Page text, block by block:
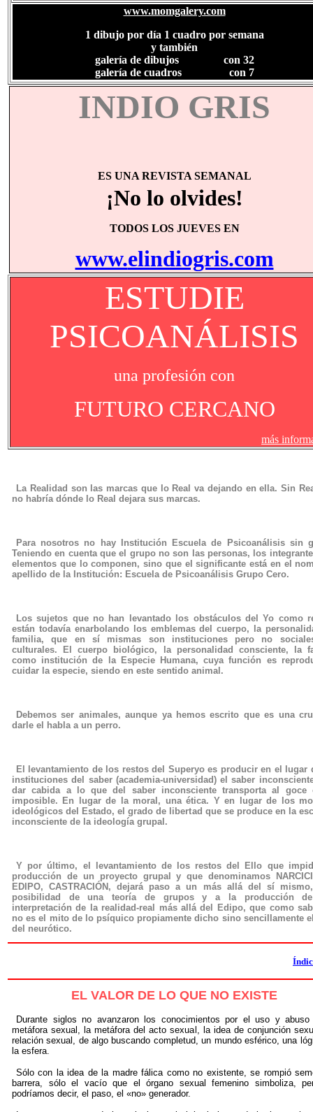
www.momgalery.com
1 dibujo por día 1 cuadro por semana
y también
galería de dibujos con 32
galería de cuadros
con 7
INDIO GRIS
ES UNA REVISTA SEMANAL
¡No lo olvides!
TODOS LOS JUEVES EN
www.elindiogris.com
ESTUDIE
PSICOANÁLISIS
una profesión con
FUTURO CERCANO
más
La Realidad son las marcas que lo Real va dejando en ella. Sin
no habría dónde lo Real dejara sus marcas.
Para nosotros no hay Institución Escuela de Psicoanálisis sin
Teniendo en cuenta que el grupo no son las personas, los
elementos que lo componen, sino que el significante está en el
apellido de la Institución: Escuela de Psicoanálisis Grupo Cero.
Los sujetos que no han levantado los obstáculos del Yo como
están todavía enarbolando los emblemas del cuerpo, la
familia, que en sí mismas son instituciones pero no
culturales. El cuerpo biológico, la personalidad consciente, la
como institución de la Especie Humana, cuya función es
cuidar la especie, siendo en este sentido animal.
Debemos ser animales, aunque ya hemos escrito que es una
darle el habla a un perro.
El levantamiento de los restos del Superyo es producir en el lugar
instituciones del saber (academia-universidad) el saber
dar cabida a lo que del saber inconsciente transporta al goce
imposible. En lugar de la moral, una ética. Y en lugar de los
ideológicos del Estado, el grado de libertad que se produce en la
inconsciente de la ideología grupal.
Y por último, el levantamiento de los restos del Ello que
producción de un proyecto grupal y que denominamos
EDIPO, CASTRACIÓN, dejará paso a un más allá del sí
posibilidad de una teoría de grupos y a la producción
interpretación de la realidad-real más allá del Edipo, que como
no es el mito de lo psíquico propiamente dicho sino sencillamente
del neurótico.
EL VALOR DE LO QUE NO EXISTE
Durante siglos no avanzaron los conocimientos por el uso y
metáfora sexual, la metáfora del acto sexual, la idea de conjunción
relación sexual, de algo buscando completud, un mundo esférico, una
la esfera.
Sólo con la idea de la madre fálica como no existente, se rompió
barrera, sólo el vacío que el órgano sexual femenino simboliza,
podríamos decir, el paso, el «no» generador.